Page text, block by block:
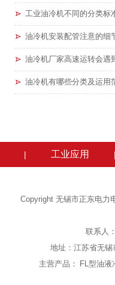
工业油冷机不同的分类标
油冷机安装配管注意的细
油冷机厂家高速运转会遇
油冷机有哪些分类及运用
| 工业应用
Copyright 无锡市正东电力
联系人
地址：江苏省无
主营产品： FL型油液